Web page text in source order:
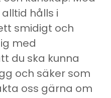
hålls i
smidigt och
med
du ska kunna
och säker som
oss gärna om